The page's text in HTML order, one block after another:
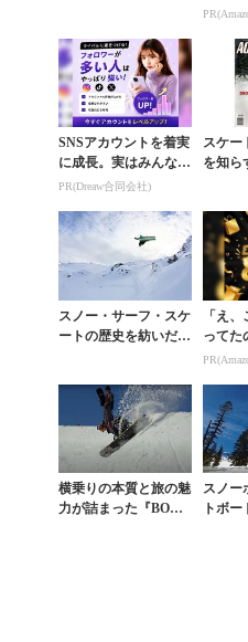
続々登
SNSアカウントを着実
に成長。実はみんなコ
コ使ってます。
PR(Dreaw合同会社)
スケー
を知ら
スノー・サーフ・スケ
ートの歴史を紡いだ驚
「え
ってた
以上が
横乗りの本質と旅の魅
力が詰まった『BOAR
スノー
トボ